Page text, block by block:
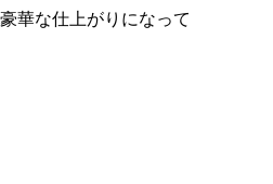
華な仕上がりになって